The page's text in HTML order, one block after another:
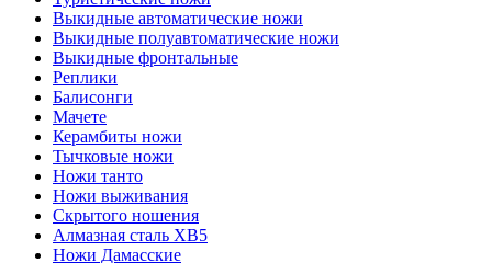
Выкидные автоматические ножи
Выкидные полуавтоматические ножи
Выкидные фронтальные
Реплики
Балисонги
Мачете
Керамбиты ножи
Тычковые ножи
Ножи танто
Ножи выживания
Скрытого ношения
Алмазная сталь ХВ5
Ножи Дамасские